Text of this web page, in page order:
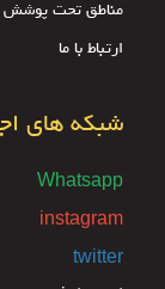
مناطق تحت پوشش
ارتباط با ما
شبکه های
Whatsapp
instagram
twitter